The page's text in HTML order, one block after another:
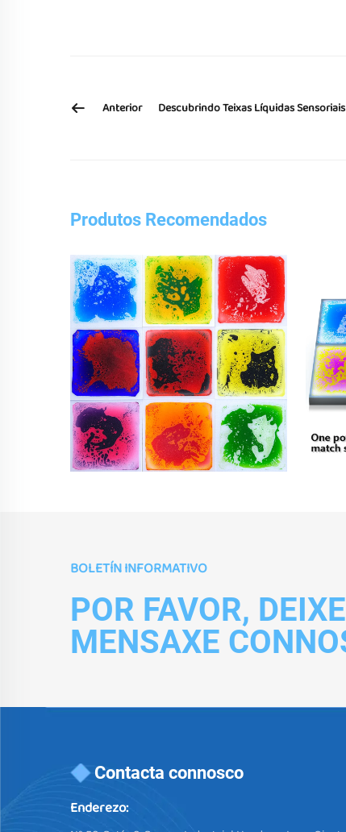
Anterior Descubrindo Teixas Líquidas Sensoriais
Produtos Recomendados
BOLETÍN INFORMATIVO
POR FAVOR,
MENSAXE
Contacta connosco
Enderezo: